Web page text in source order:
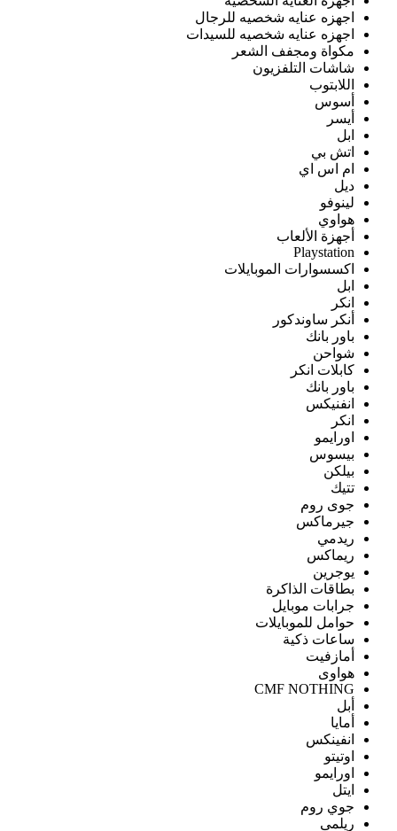
اجهزه عنايه شخصيه للرجال
اجهزه عنايه شخصيه للسيدات
مكواة ومجفف الشعر
شاشات التلفزيون
اللابتوب
أسوس
أيسر
ابل
اتش بي
ام اس اي
ديل
لينوفو
هواوي
أجهزة الألعاب
Playstation
اكسسوارات الموبايلات
ابل
انكر
أنكر ساوندكور
باور بانك
شواحن
كابلات انكر
باور بانك
انفنيكس
انكر
اورايمو
بيسوس
بيلكن
تتيك
جوى روم
جيرماكس
ريدمي
ريماكس
يوجرين
بطاقات الذاكرة
جرابات موبايل
حوامل للموبايلات
ساعات ذكية
أمازفيت
هواوى
CMF NOTHING
أبل
أمايا
انفينكس
اوتيتو
اورايمو
ايتل
جوي روم
ريلمى